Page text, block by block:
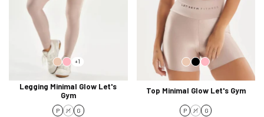
+1
Legging Minimal Glow Let's
Gym
P M G
Top Minimal Glow Let's Gym
P M G